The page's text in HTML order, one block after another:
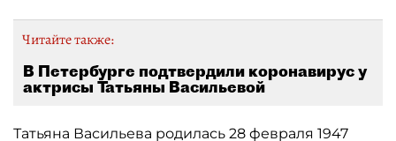
Читайте также:
В Петербурге подтвердили коронавирус у
актрисы Татьяны Васильевой
Татьяна Васильева родилась 28 февраля 1947